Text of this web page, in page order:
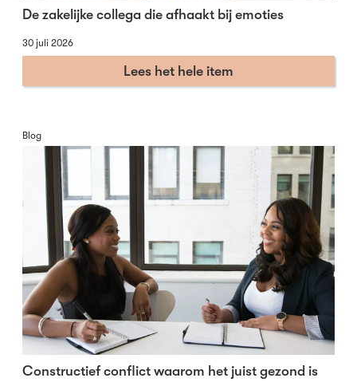
De zakelijke collega die afhaakt bij emoties
30 juli 2026
Lees het hele item
Blog
Constructief conflict waarom het juist gezond is